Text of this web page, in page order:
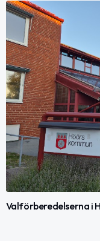
Valförberedelserna i